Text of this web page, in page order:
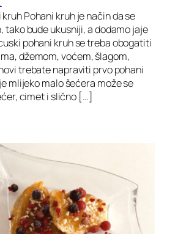
Pohani kruh je način da se
tako bude ukusniji, a dodamo jaje
pohani kruh se treba obogatiti
džemom, voćem, šlagom,
trebate napraviti prvo pohani
mlijeko malo šećera može se
cimet i slično […]